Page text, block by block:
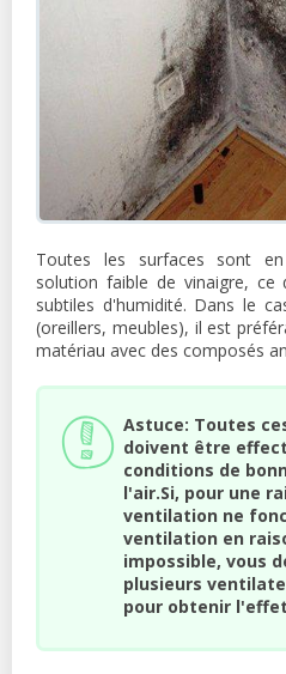
Toutes les surfaces sont
solution faible de vinaigre,
subtiles d'humidité. Dans le
(oreillers, meubles), il est
matériau avec des composés
Astuce: Toutes
doivent être
conditions de
l'air.Si, pour une
ventilation ne
ventilation en
impossible, vous
plusieurs
pour obtenir